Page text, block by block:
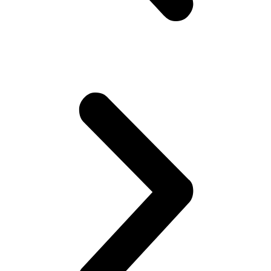
Установка и настройка дополнительного оборудования
Ремонт или замена предохранителей автомобиля Volvo
Ремонт или замена проводки автомобиля Вольво
Замена ламп освещения автомобиля Volvo
Диагностика всех электрических систем автомобиля
Ремонт турбин автомобиля Volvo
Ремонт топливной системы Вольво
Ремонт топливной аппаратуры дизельных двигателей